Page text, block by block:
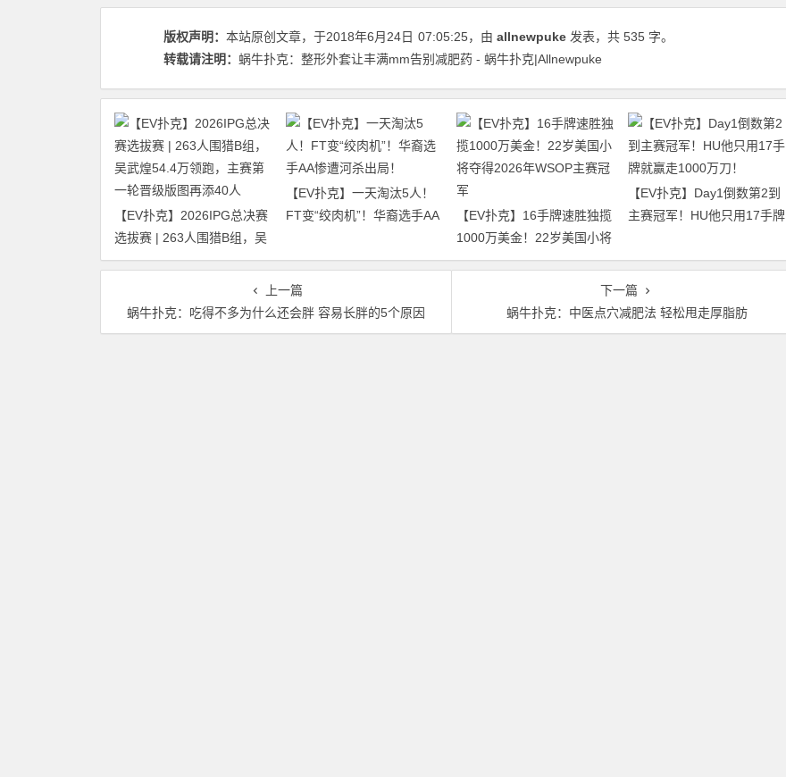
版权声明： 本站原创文章，于2018年6月24日 07:05:25，由 allnewpuke 发表，共 535 字。
转载请注明： 蜗牛扑克：整形外套让丰满mm告别减肥药 - 蜗牛扑克|Allnewpuke
【EV扑克】2026IPG总决赛
选拔赛 | 263人围猎B组，吴
武煌54.4万领跑，主赛第一
【EV扑克】一天淘汰5人！
FT变“绞肉机”！华裔选手AA
【EV扑克】16手牌速胜独揽
1000万美金！22岁美国小将
夺得2026年WSOP主赛冠军
【EV扑克】Day1倒数第2到
主赛冠军！HU他只用17手牌
上一篇
蜗牛扑克：吃得不多为什么还会胖 容易长胖的5个原因
下一篇
蜗牛扑克：中医点穴减肥法 轻松甩走厚脂肪